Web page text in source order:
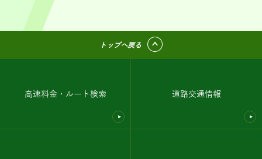
トップへ戻る
高速料金・ルート検索 道路交通情報